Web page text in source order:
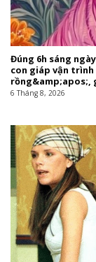
Đúng 6h sáng
con giáp vận
rồng&amp;apos;,
6 Tháng 8, 2026